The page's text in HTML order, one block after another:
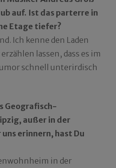
auf. Ist das parterre in
Etage tiefer?
Ich kenne den Laden
lassen, dass es im
schnell unterirdisch
Geografisch-
außer in der
erinnern, hast Du
in der